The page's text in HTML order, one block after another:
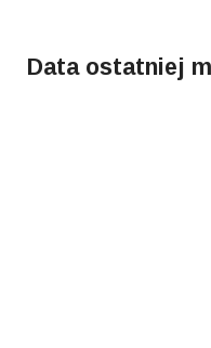
Data ostatniej